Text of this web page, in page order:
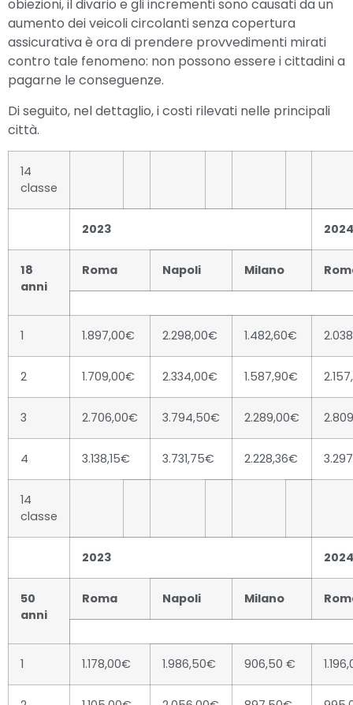
obiezioni, il divario e gli incrementi sono causati da un
aumento dei veicoli circolanti senza copertura
assicurativa è ora di prendere provvedimenti mirati
contro tale fenomeno: non possono essere i cittadini a
pagarne le conseguenze.
Di seguito, nel dettaglio, i costi rilevati nelle principali
città.
14
classe
2023 2024
18
anni
Roma Napoli Milano
1 1.897,00€ 2.298,00€ 1.482,60€
2 1.709,00€ 2.334,00€ 1.587,90€
3 2.706,00€ 3.794,50€ 2.289,00€
4 3.138,15€ 3.731,75€ 2.228,36€
14
classe
2023 2024
50
anni
Roma Napoli Milano
1 1.178,00€ 1.986,50€ 906,50 €